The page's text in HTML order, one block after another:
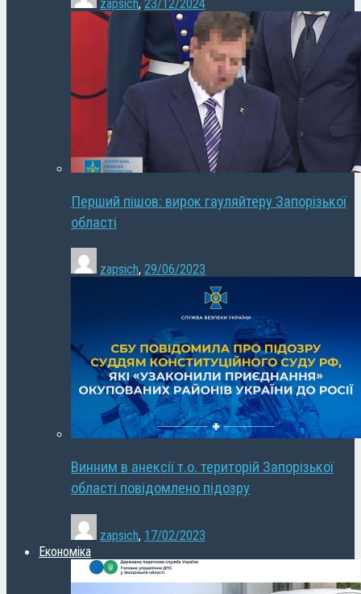
zapsich, 23/12/2024
Перший пішов: вирок гауляйтеру Запорізької
області
zapsich, 29/06/2023
Винним в анексії т.о. територій Запорізької
області повідомлено підозру
zapsich, 17/02/2023
Економіка